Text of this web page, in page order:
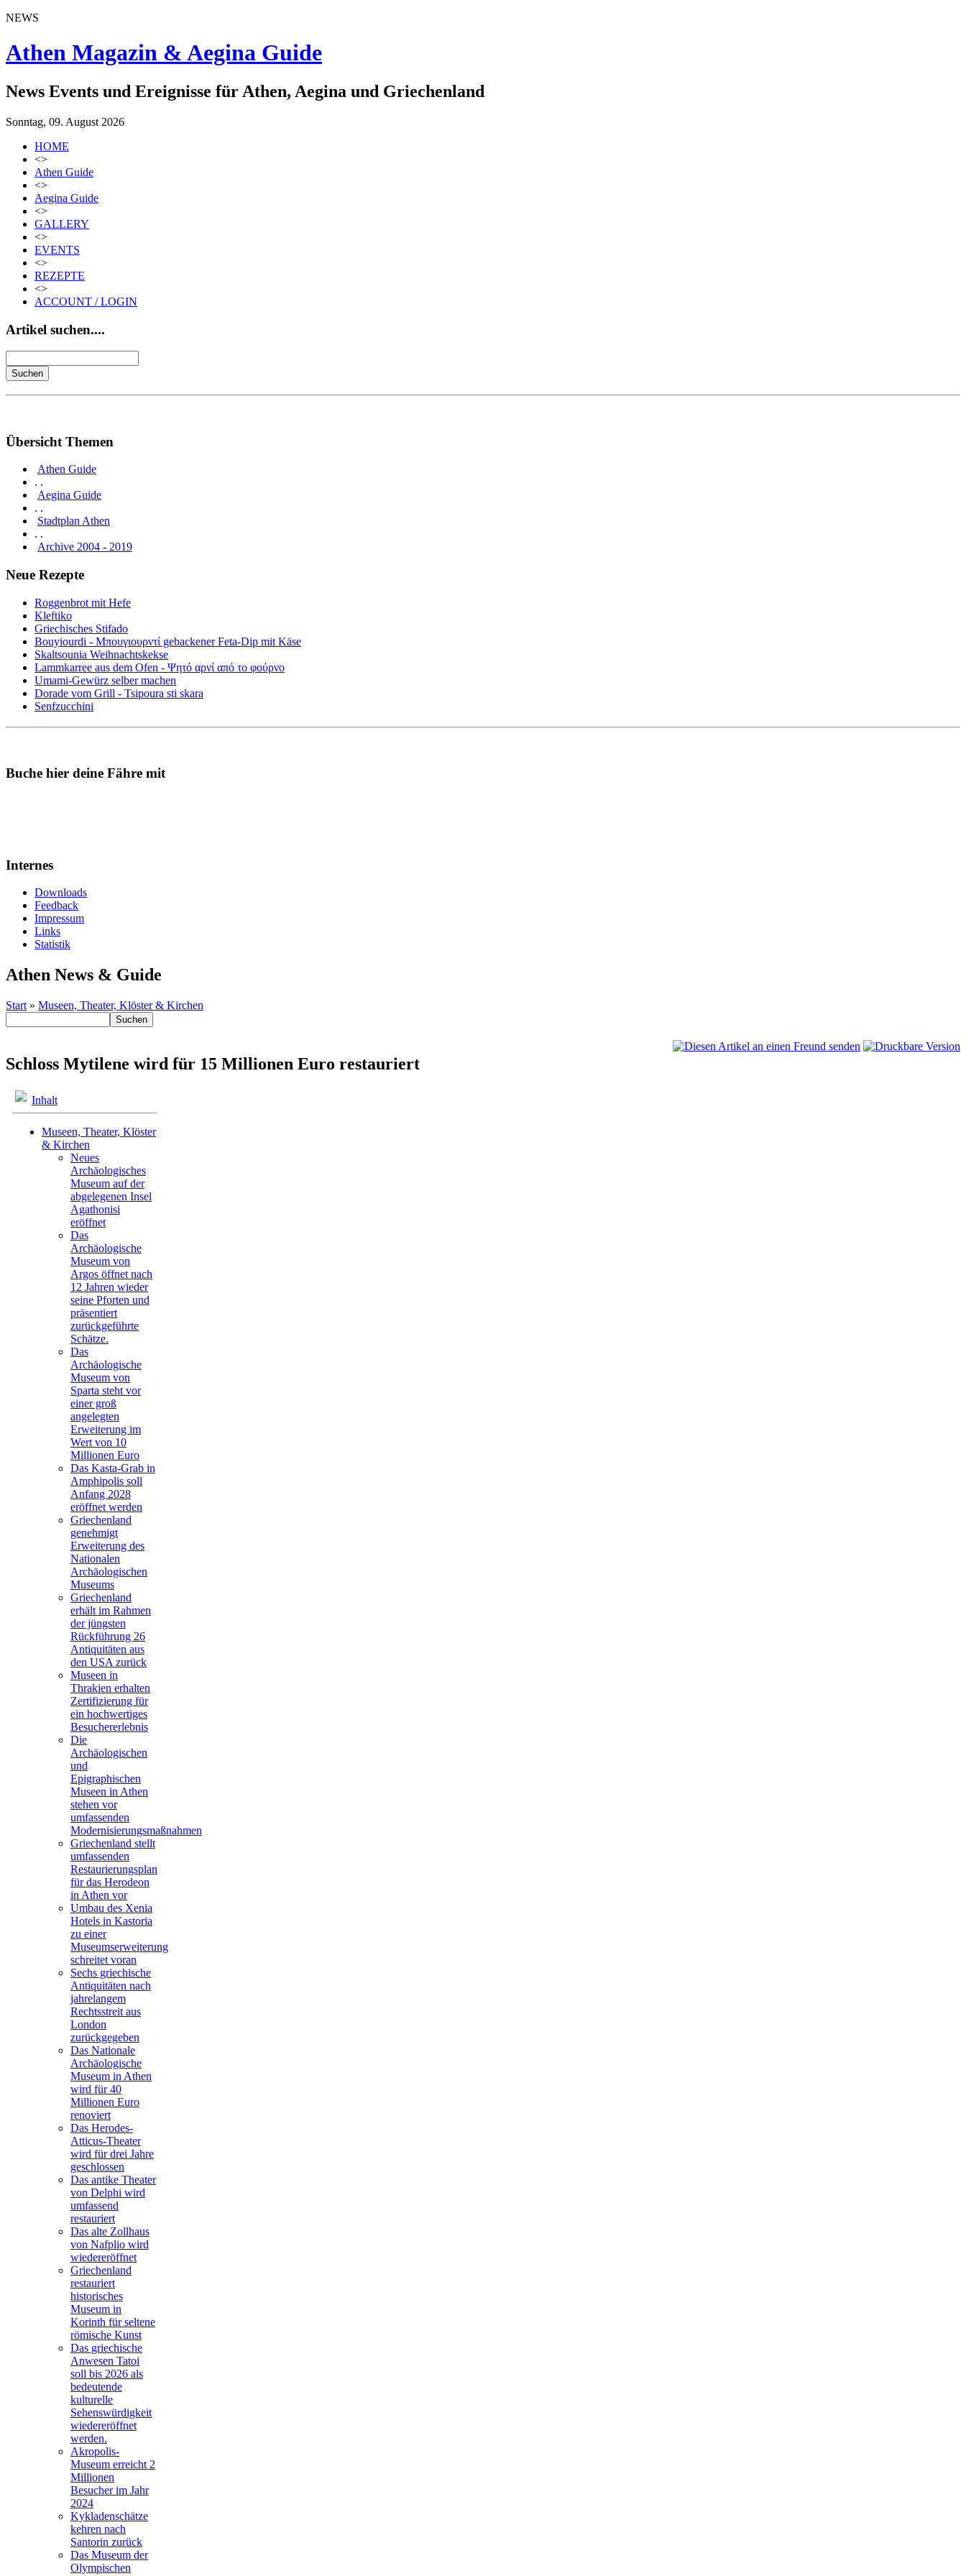
NEWS
Athen Magazin & Aegina Guide
News Events und Ereignisse für Athen, Aegina und Griechenland
Sonntag, 09. August 2026
HOME
<>
Athen Guide
<>
Aegina Guide
<>
GALLERY
<>
EVENTS
<>
REZEPTE
<>
ACCOUNT / LOGIN
Artikel suchen....
Übersicht Themen
Athen Guide
. .
Aegina Guide
. .
Stadtplan Athen
. .
Archive 2004 - 2019
Neue Rezepte
Roggenbrot mit Hefe
Kleftiko
Griechisches Stifado
Bouyiourdi - Μπουγιουρντί gebackener Feta-Dip mit Käse
Skaltsounia Weihnachtskekse
Lammkarree aus dem Ofen - Ψητό αρνί από το φούρνο
Umami-Gewürz selber machen
Dorade vom Grill - Tsipoura sti skara
Senfzucchini
Buche hier deine Fähre mit
Internes
Downloads
Feedback
Impressum
Links
Statistik
Athen News & Guide
Start » Museen, Theater, Klöster & Kirchen
Schloss Mytilene wird für 15 Millionen Euro restauriert
Inhalt
Museen, Theater, Klöster
& Kirchen
Neues
Archäologisches
Museum auf der
abgelegenen Insel
Agathonisi
eröffnet
Das
Archäologische
Museum von
Argos öffnet nach
12 Jahren wieder
seine Pforten und
präsentiert
zurückgeführte
Schätze.
Das
Archäologische
Museum von
Sparta steht vor
einer groß
angelegten
Erweiterung im
Wert von 10
Millionen Euro
Das Kasta-Grab in
Amphipolis soll
Anfang 2028
eröffnet werden
Griechenland
genehmigt
Erweiterung des
Nationalen
Archäologischen
Museums
Griechenland
erhält im Rahmen
der jüngsten
Rückführung 26
Antiquitäten aus
den USA zurück
Museen in
Thrakien erhalten
Zertifizierung für
ein hochwertiges
Besuchererlebnis
Die
Archäologischen
und
Epigraphischen
Museen in Athen
stehen vor
umfassenden
Modernisierungsmaßnahmen
Griechenland stellt
umfassenden
Restaurierungsplan
für das Herodeon
in Athen vor
Umbau des Xenia
Hotels in Kastoria
zu einer
Museumserweiterung
schreitet voran
Sechs griechische
Antiquitäten nach
jahrelangem
Rechtsstreit aus
London
zurückgegeben
Das Nationale
Archäologische
Museum in Athen
wird für 40
Millionen Euro
renoviert
Das Herodes-
Atticus-Theater
wird für drei Jahre
geschlossen
Das antike Theater
von Delphi wird
umfassend
restauriert
Das alte Zollhaus
von Nafplio wird
wiedereröffnet
Griechenland
restauriert
historisches
Museum in
Korinth für seltene
römische Kunst
Das griechische
Anwesen Tatoi
soll bis 2026 als
bedeutende
kulturelle
Sehenswürdigkeit
wiedereröffnet
werden.
Akropolis-
Museum erreicht 2
Millionen
Besucher im Jahr
2024
Kykladenschätze
kehren nach
Santorin zurück
Das Museum der
Olympischen